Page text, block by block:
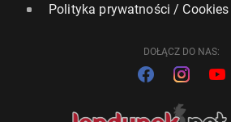
Polityka prywatności / Cookies
DOŁĄCZ DO NAS: